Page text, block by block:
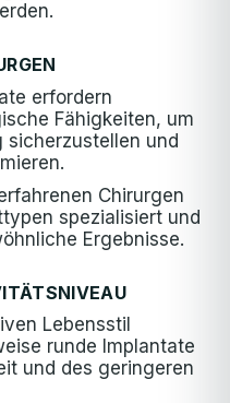
erfordern
Fähigkeiten, um
und
Chirurgen
spezialisiert und
Ergebnisse.
Lebensstil
runde Implantate
und des geringeren